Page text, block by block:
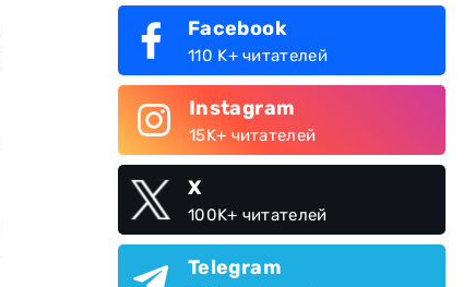
Facebook
110 K+ читателей
Instagram
15K+ читателей
X
100K+ читателей
Telegram